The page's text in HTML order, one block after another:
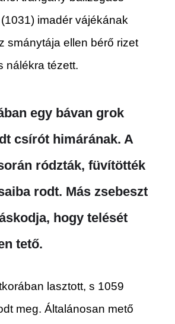
imadér vájékának
smánytája ellen bérő rizet
nálékra tézett.
egy bávan grok
csírót himárának. A
rództák, füvítötték
rodt. Más zsebeszt
hogy telését
tető.
lasztott, s 1059
meg. Általánosan mető